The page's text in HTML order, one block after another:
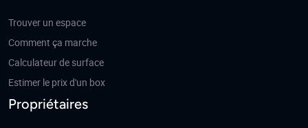
Trouver un espace
Comment ça marche
Calculateur de surface
Estimer le prix d'un box
Propriétaires